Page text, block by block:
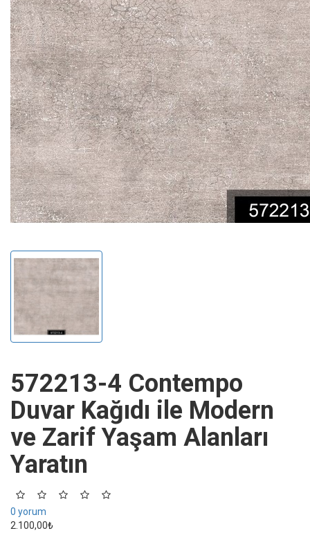
572213-4 Contempo
Duvar Kağıdı ile Modern
ve Zarif Yaşam Alanları
Yaratın
0 yorum
2.100,00₺